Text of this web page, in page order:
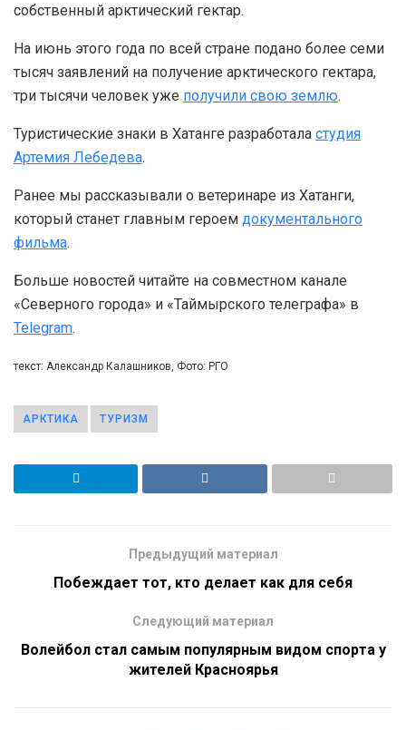
собственный арктический гектар.
На июнь этого года по всей стране подано более семи
тысяч заявлений на получение арктического гектара,
три тысячи человек уже получили свою землю.
Туристические знаки в Хатанге разработала студия
Артемия Лебедева.
Ранее мы рассказывали о ветеринаре из Хатанги,
который станет главным героем документального
фильма.
Больше новостей читайте на совместном канале
«Северного города» и «Таймырского телеграфа» в
Telegram.
текст: Александр Калашников, Фото: РГО
АРКТИКА ТУРИЗМ
Предыдущий материал
Побеждает тот, кто делает как для себя
Следующий материал
Волейбол стал самым популярным видом спорта у
жителей Красноярья